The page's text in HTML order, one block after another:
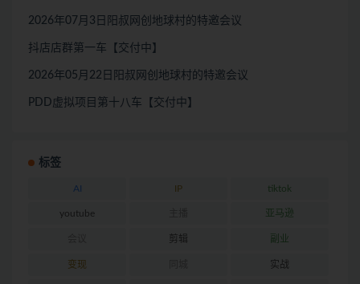
2026年07月3日阳叔网创地球村的特邀会议
抖店店群第一车【交付中】
2026年05月22日阳叔网创地球村的特邀会议
PDD虚拟项目第十八车【交付中】
标签
AI IP tiktok
youtube 亚马逊
剪辑 副业
变现 实战